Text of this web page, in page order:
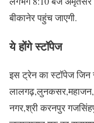
बीकानेर पहुंच जाएगी.
ये होंगे स्टॉपेज
इस ट्रेन का स्टॉपेज जिन
नगर,श्री करनपुर